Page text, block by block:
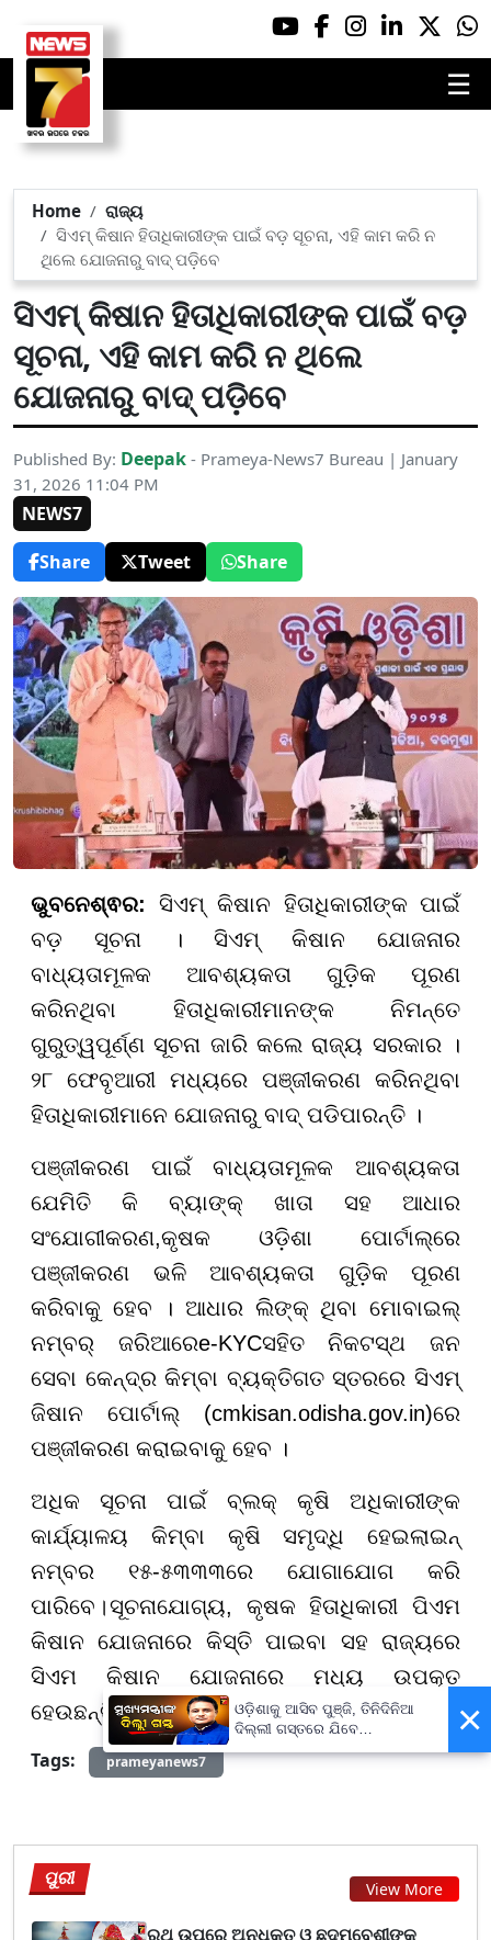
☰
Home
ରାଜ୍ୟ
ସିଏମ୍ କିଷାନ ହିତାଧିକାରୀଙ୍କ ପାଇଁ ବଡ଼ ସୂଚନା, ଏହି କାମ କରି ନ
ଥିଲେ ଯୋଜନାରୁ ବାଦ୍ ପଡ଼ିବେ
ସିଏମ୍ କିଷାନ ହିତାଧିକାରୀଙ୍କ ପାଇଁ ବଡ଼
ସୂଚନା, ଏହି କାମ କରି ନ ଥିଲେ
ଯୋଜନାରୁ ବାଦ୍ ପଡ଼ିବେ
Published By: Deepak - Prameya-News7 Bureau | January
31, 2026 11:04 PM
NEWS7
Share
Tweet Share
ଭୁବନେଶ୍ଵର: ସିଏମ୍ କିଷାନ ହିତାଧିକାରୀଙ୍କ ପାଇଁ
ବଡ଼ ସୂଚନା । ସିଏମ୍ କିଷାନ ଯୋଜନାର
ବାଧ୍ୟତାମୂଳକ ଆବଶ୍ୟକତା ଗୁଡ଼ିକ ପୂରଣ
କରିନଥିବା ହିତାଧିକାରୀମାନଙ୍କ ନିମନ୍ତେ
ଗୁରୁତ୍ୱପୂର୍ଣ୍ଣ ସୂଚନା ଜାରି କଲେ ରାଜ୍ୟ ସରକାର ।
୨୮ ଫେବୃଆରୀ ମଧ୍ୟରେ ପଞ୍ଜୀକରଣ କରିନଥିବା
ହିତାଧିକାରୀମାନେ ଯୋଜନାରୁ ବାଦ୍ ପଡିପାରନ୍ତି ।
ପଞ୍ଜୀକରଣ ପାଇଁ ବାଧ୍ୟତାମୂଳକ ଆବଶ୍ୟକତା
ଯେମିତି କି ବ୍ୟାଙ୍କ୍ ଖାତା ସହ ଆଧାର
ସଂଯୋଗୀକରଣ,କୃଷକ ଓଡ଼ିଶା ପୋର୍ଟାଲ୍ରେ
ପଞ୍ଜୀକରଣ ଭଳି ଆବଶ୍ୟକତା ଗୁଡ଼ିକ ପୂରଣ
କରିବାକୁ ହେବ । ଆଧାର ଲିଙ୍କ୍ ଥିବା ମୋବାଇଲ୍
ନମ୍ବର୍ ଜରିଆରେe-KYCସହିତ ନିକଟସ୍ଥ ଜନ
ସେବା କେନ୍ଦ୍ର କିମ୍ବା ବ୍ୟକ୍ତିଗତ ସ୍ତରରେ ସିଏମ୍
ଜିଷାନ ପୋର୍ଟାଲ୍ (cmkisan.odisha.gov.in)ରେ
ପଞ୍ଜୀକରଣ କରାଇବାକୁ ହେବ ।
ଅଧିକ ସୂଚନା ପାଇଁ ବ୍ଲକ୍ କୃଷି ଅଧିକାରୀଙ୍କ
କାର୍ଯ୍ୟାଳୟ କିମ୍ବା କୃଷି ସମୃଦ୍ଧି ହେଇଲାଇନ୍
ନମ୍ବର ୧୫-୫୩୩୩ରେ ଯୋଗାଯୋଗ କରି
ପାରିବେ ।ସୂଚନାଯୋଗ୍ୟ, କୃଷକ ହିତାଧିକାରୀ ପିଏମ
କିଷାନ ଯୋଜନାରେ କିସ୍ତି ପାଇବା ସହ ରାଜ୍ୟରେ
ସିଏମ କିଷାନ ଯୋଜନାରେ ମଧ୍ୟ ଉପକୃତ
ହେଉଛନ୍ତି।
Tags:
prameyanews7
ପୁରୀ View More
ରଥ ଉପରେ ଅନଧିକୃତ ଓ ଛଦ୍ମବେଶୀଙ୍କ
×
ଓଡ଼ିଶାକୁ ଆସିବ ପୁଞ୍ଜି, ତିନିଦିନିଆ
ଦିଲ୍ଲୀ ଗସ୍ତରେ ଯିବେ
ମୁଖ୍ୟମନ୍ତ୍ରୀ ମୋହନ ମାଝୀ